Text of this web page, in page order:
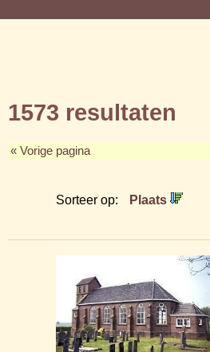
1573 resultaten
« Vorige pagina
Sorteer op: Plaats